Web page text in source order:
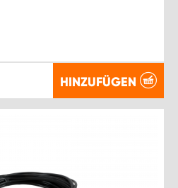
HINZUFÜGEN